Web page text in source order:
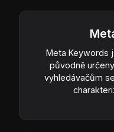
Meta Keywords
původně
vyhledávačům